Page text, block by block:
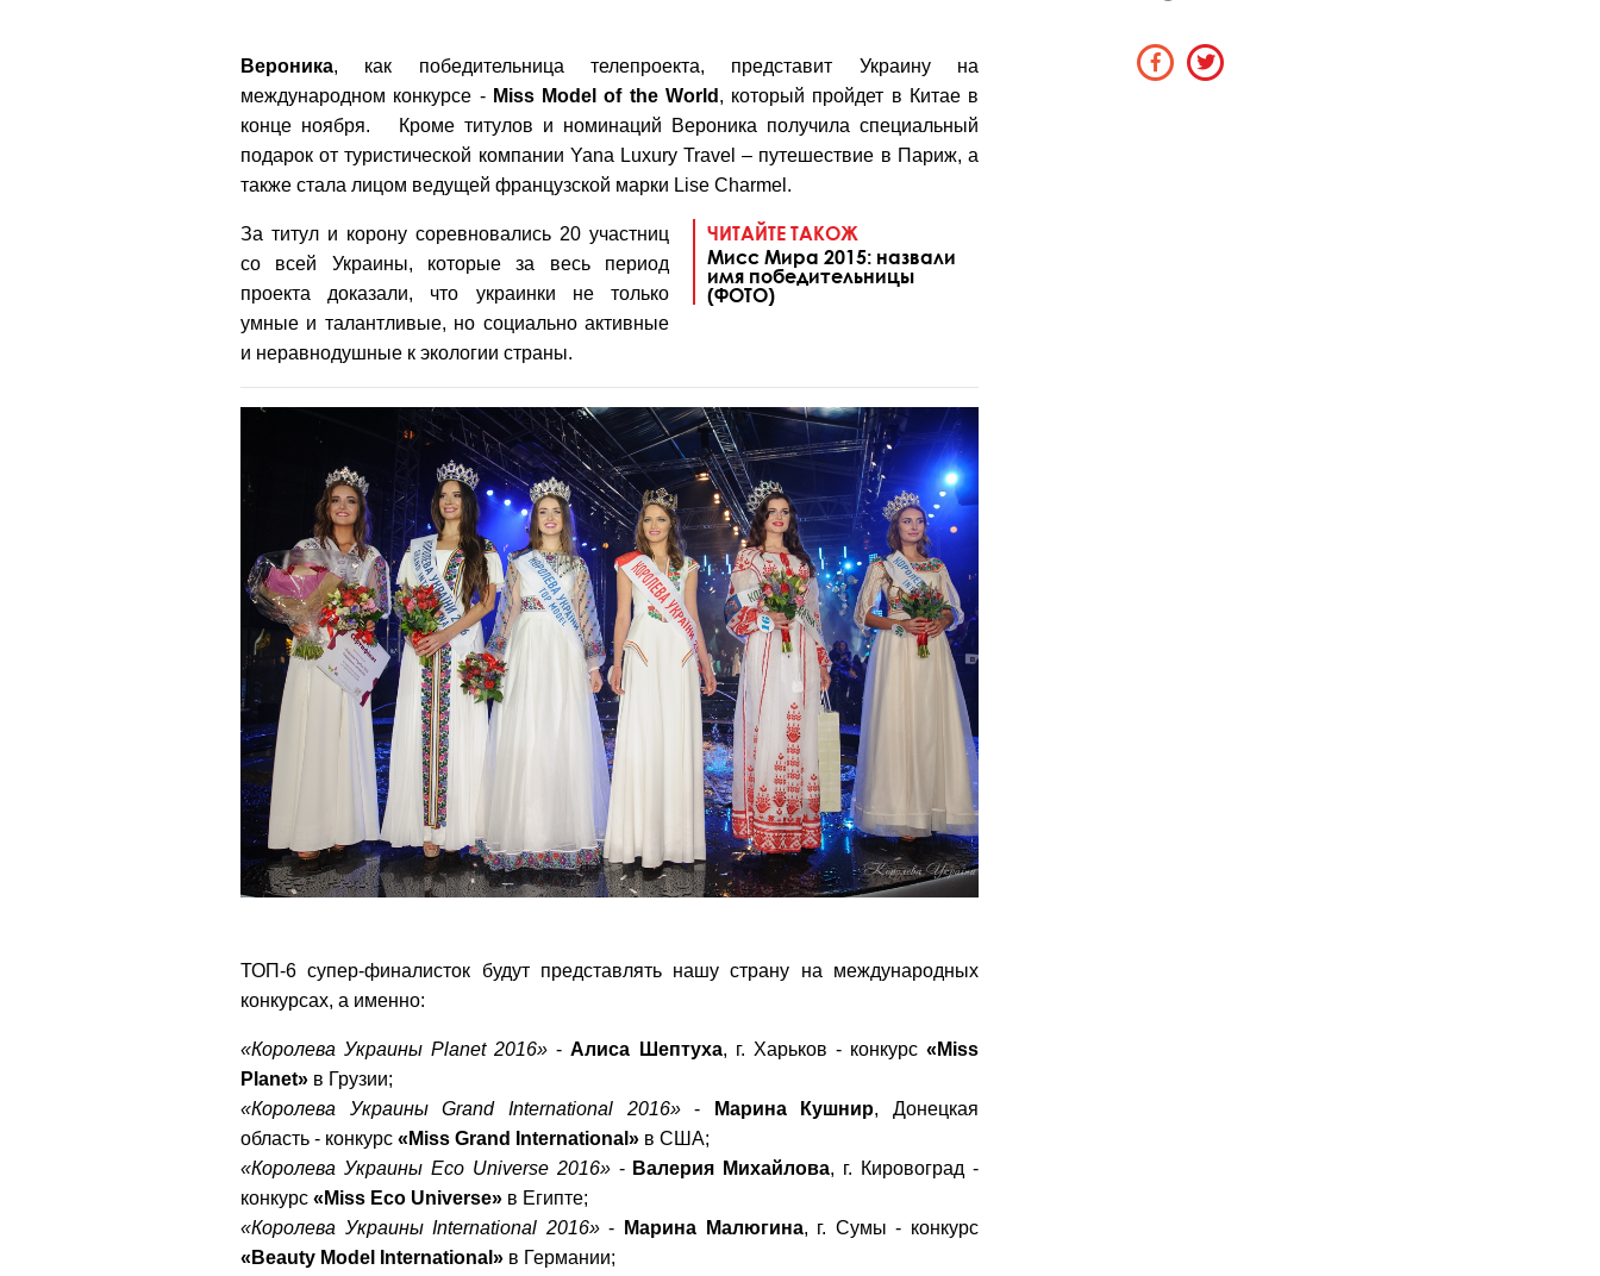
Вероника, как победительница телепроекта, представит Украину на
международном конкурсе - Miss Model of the World , который пройдет в Китае в
конце ноября. Кроме титулов и номинаций Вероника получила специальный
подарок от туристической компании Yana Luxury Travel – путешествие в Париж, а
также стала лицом ведущей французской марки Lise Charmel.
ЧИТАЙТЕ ТАКОЖ
Мисс Мира 2015: назвали
имя победительницы
(ФОТО)
За титул и корону соревновались 20 участниц
со всей Украины, которые за весь период
проекта доказали, что украинки не только
умные и талантливые, но социально активные
и неравнодушные к экологии страны.
ТОП-6 супер-финалисток будут представлять нашу страну на международных
конкурсах, а именно:
«Королева Украины Planet 2016» -Алиса Шептуха, г. Харьков - конкурс«Miss
Planet» в Грузии;
«Королева Украины Grand International 2016»- Марина Кушнир, Донецкая
область - конкурс «Miss Grand International» в США;
«Королева Украины Eco Universe 2016»- Валерия Михайлова, г. Кировоград -
конкурс «Miss Eco Universe» в Египте;
«Королева Украины International 2016»- Марина Малюгина, г. Сумы - конкурс
«Beauty Model International» в Германии;